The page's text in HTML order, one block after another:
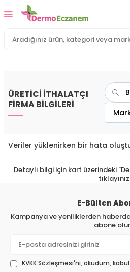
ÜRETİCİ İTHALATÇI
FİRMA BİLGİLERİ
Veriler yüklenirken bir hata
Detaylı bilgi için kart üzerindeki
tıklayınız
E-Bülten
Kampanya ve yeniliklerden
abone
KVKK Sözleşmesi'ni, okudum,